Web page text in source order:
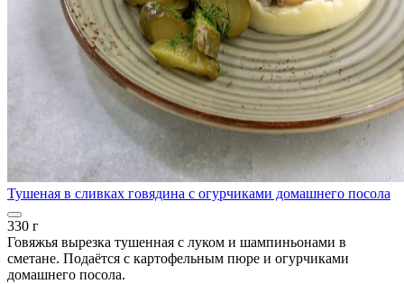
Тушеная в сливках говядина с огурчиками домашнего посола
330 г
Говяжья вырезка тушенная с луком и шампиньонами в
сметане. Подаётся с картофельным пюре и огурчиками
домашнего посола.